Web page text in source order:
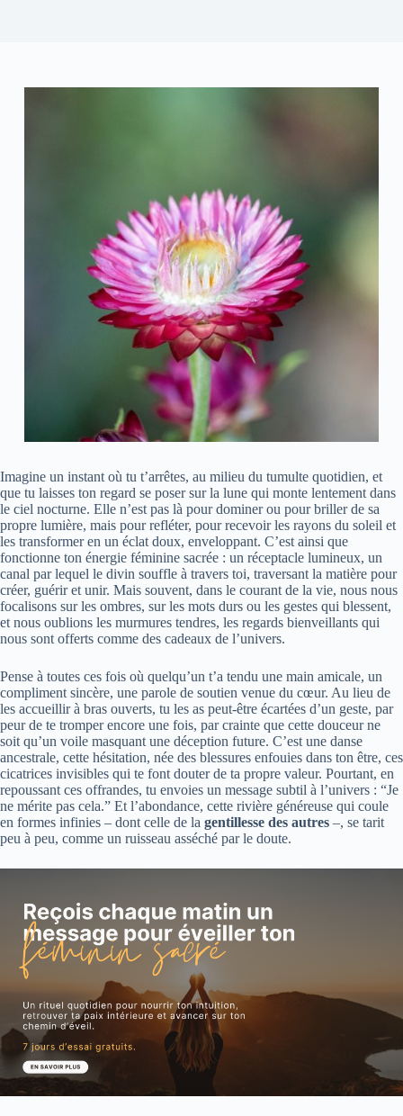
Imagine un instant où tu t’arrêtes, au milieu du tumulte quotidien, et
que tu laisses ton regard se poser sur la lune qui monte lentement dans
le ciel nocturne. Elle n’est pas là pour dominer ou pour briller de sa
propre lumière, mais pour refléter, pour recevoir les rayons du soleil et
les transformer en un éclat doux, enveloppant. C’est ainsi que
fonctionne ton énergie féminine sacrée : un réceptacle lumineux, un
canal par lequel le divin souffle à travers toi, traversant la matière pour
créer, guérir et unir. Mais souvent, dans le courant de la vie, nous nous
focalisons sur les ombres, sur les mots durs ou les gestes qui blessent,
et nous oublions les murmures tendres, les regards bienveillants qui
nous sont offerts comme des cadeaux de l’univers.
Pense à toutes ces fois où quelqu’un t’a tendu une main amicale, un
compliment sincère, une parole de soutien venue du cœur. Au lieu de
les accueillir à bras ouverts, tu les as peut-être écartées d’un geste, par
peur de te tromper encore une fois, par crainte que cette douceur ne
soit qu’un voile masquant une déception future. C’est une danse
ancestrale, cette hésitation, née des blessures enfouies dans ton être, ces
cicatrices invisibles qui te font douter de ta propre valeur. Pourtant, en
repoussant ces offrandes, tu envoies un message subtil à l’univers : “Je
ne mérite pas cela.” Et l’abondance, cette rivière généreuse qui coule
en formes infinies – dont celle de la gentillesse des autres –, se tarit
peu à peu, comme un ruisseau asséché par le doute.